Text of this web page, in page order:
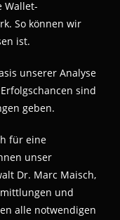
Wallet-
So können wir
ist.
unserer Analyse
sind
geben.
für eine
unser
Dr. Marc Maisch,
und
alle notwendigen